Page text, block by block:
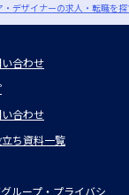
・デザイナーの求人・転職を
合わせ
合わせ
ち資料一覧
ループ・プライバシ